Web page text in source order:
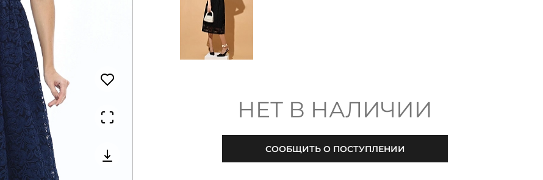
НЕТ В НАЛИЧИИ
СООБЩИТЬ О ПОСТУПЛЕНИИ